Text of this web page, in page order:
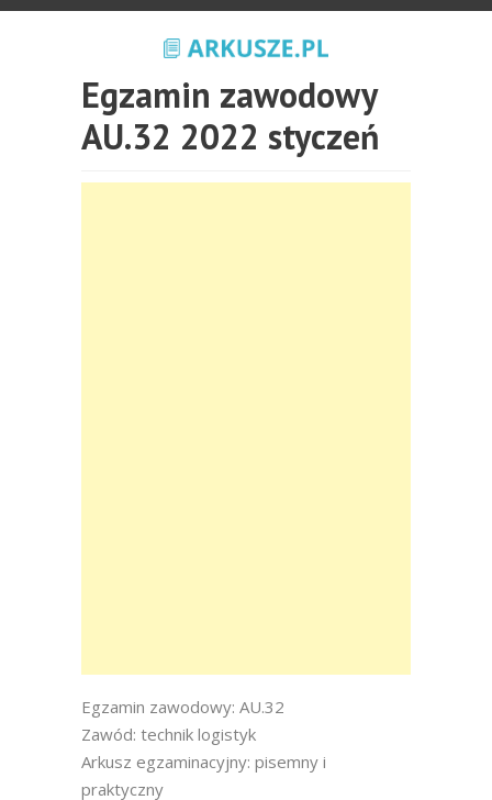
Egzamin zawodowy
AU.32 2022 styczeń
Egzamin zawodowy: AU.32
Zawód: technik logistyk
Arkusz egzaminacyjny: pisemny i
praktyczny